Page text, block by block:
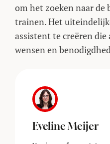
om het zoeken naar de
trainen. Het
assistent te creëren die
wensen en
Eveline Meijer